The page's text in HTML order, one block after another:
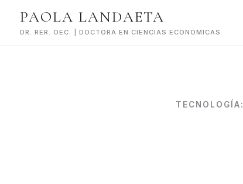
content
PAOLA LANDAETA
DR. RER. OEC. | DOCTORA EN CIENCIAS ECONÓMICAS
TECNOLOGÍA: